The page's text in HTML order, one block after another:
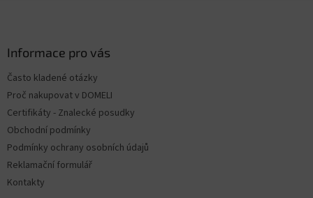
Informace pro vás
Často kladené otázky
Proč nakupovat v DOMELI
Certifikáty - Znalecké posudky
Obchodní podmínky
Podmínky ochrany osobních údajů
Reklamační formulář
Kontakty